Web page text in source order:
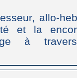
allo-
et la
à